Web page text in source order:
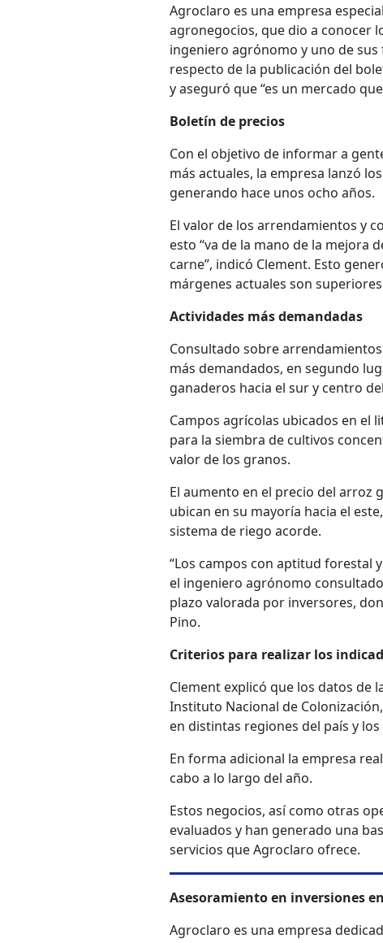
Agroclaro es una empresa
agronegocios, que dio a conocer
ingeniero agrónomo y uno de sus
respecto de la publicación del
y aseguró que “es un mercado
Boletín de precios
Con el objetivo de informar a
más actuales, la empresa lanzó
generando hace unos ocho años.
El valor de los arrendamientos y
esto “va de la mano de la mejora
carne”, indicó Clement. Esto
márgenes actuales son
Actividades más demandadas
Consultado sobre
más demandados, en segundo
ganaderos hacia el sur y centro
Campos agrícolas ubicados en el
para la siembra de cultivos
valor de los granos.
El aumento en el precio del arroz
ubican en su mayoría hacia el
sistema de riego acorde.
“Los campos con aptitud forestal
el ingeniero agrónomo
plazo valorada por inversores,
Pino.
Criterios para realizar los
Clement explicó que los datos de
Instituto Nacional de
en distintas regiones del país y
En forma adicional la empresa
cabo a lo largo del año.
Estos negocios, así como otras
evaluados y han generado una
servicios que Agroclaro ofrece.
Asesoramiento en inversiones
Agroclaro es una empresa